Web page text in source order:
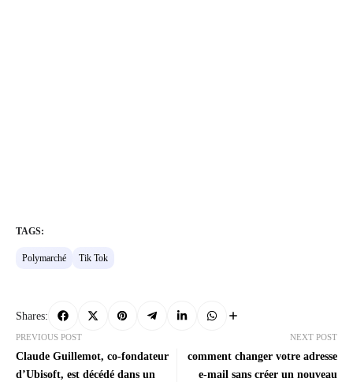
TAGS:
Polymarché Tik Tok
Shares:
PREVIOUS POST
Claude Guillemot, co-fondateur
d’Ubisoft, est décédé dans un
NEXT POST
comment changer votre adresse
e-mail sans créer un nouveau